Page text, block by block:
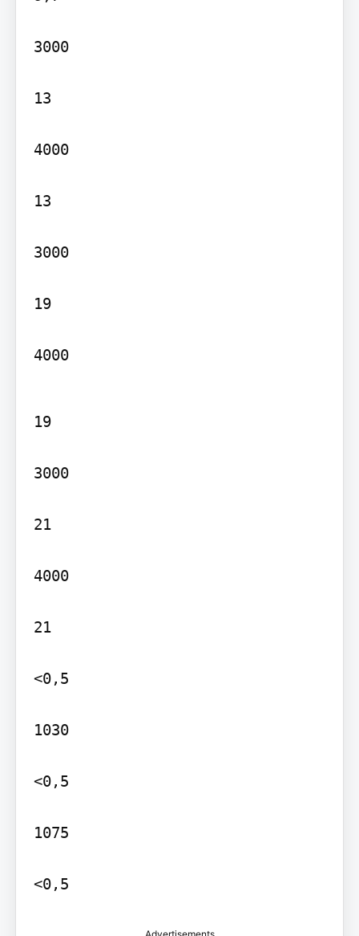
3000
13
4000
13
3000
19
4000
19
3000
21
4000
21
<0,5
1030
<0,5
1075